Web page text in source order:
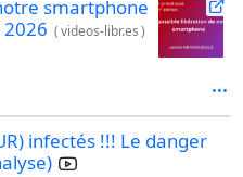
smartphone
2026 (videos-libr.es)
infectés !!! Le danger